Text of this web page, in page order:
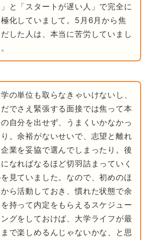
」と「スタートが遅い人」で完全に
極化していまして。5月6月から焦
だした人は、本当に苦労していまし
の単位も取らなきゃいけないし、
でさえ緊張する面接では焦って本
自分を出せず、うまくいかなかっ
。余裕がないせいで、志望と離れ
業を妥協で選んでしまったり。後
なればなるほど切羽詰まっていく
見ていました。なので、初めのほ
から活動しておき、慣れた状態で余
持って内定をもらえるスケジュー
ングをしておけば、大学ライフが最
で楽しめるんじゃないかな、と思